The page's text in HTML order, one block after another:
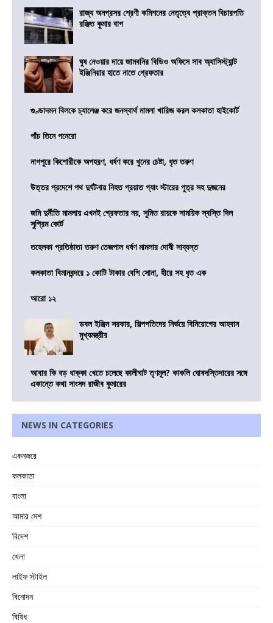
রাজ্য অনগ্রসর শ্রেণী কমিশনের নেতৃত্বে প্রাক্তন বিচারপতি
রঞ্জিত কুমার বাগ
ঘুষ নেওয়ার দায়ে জামবনির বিডিও অফিসে সাব অ্যাসিস্ট্যান্ট
ইঞ্জিনিয়ার হাতে নাতে গ্রেফতার
গুণ্ডাদমন বিলকে চ্যালেঞ্জ করে জনস্বার্থ মামলা খারিজ করল কলকাতা হাইকোর্ট
পাঁচ তিনে পনেরো
নাগপুরে কিশোরীকে অপহরণ, ধর্ষণ করে খুনের চেষ্টা, ধৃত তরুণ
উত্তর প্রদেশে পথ দুর্ঘটনায় নিহত প্রয়াত গ্যাং স্টারের পুত্র সহ দুজনের
জমি দুর্নীতি মামলায় এখনই গ্রেফতার নয়, সুমিত রায়কে সাময়িক স্বস্তি দিল
সুপ্রিম কোর্ট
তহেলকা প্রতিষ্ঠাতা তরুণ তেজপাল ধর্ষণ মামলার দোষী সাব্যস্ত
কলকাতা বিমানবন্দরে ১ কোটি টাকার বেশি সোনা, হীরে সহ ধৃত এক
আরো ১২
ডবল ইঞ্জিন সরকার, শিল্পপতিদের নির্ভয়ে বিনিয়োগের আহবান
মুখ্যমন্ত্রীর
আবার কি বড় ধাক্কা খেতে চলেছে কালীঘাট তৃণমূল? কাকলি ঘোষদস্তিদারের সঙ্গে
একান্তে কথা সাংসদ রাজীব কুমারের
NEWS IN CATEGORIES
একনজরে
কলকাতা
বাংলা
আমার দেশ
বিদেশ
খেলা
লাইফ স্টাইল
বিনোদন
বিবিধ